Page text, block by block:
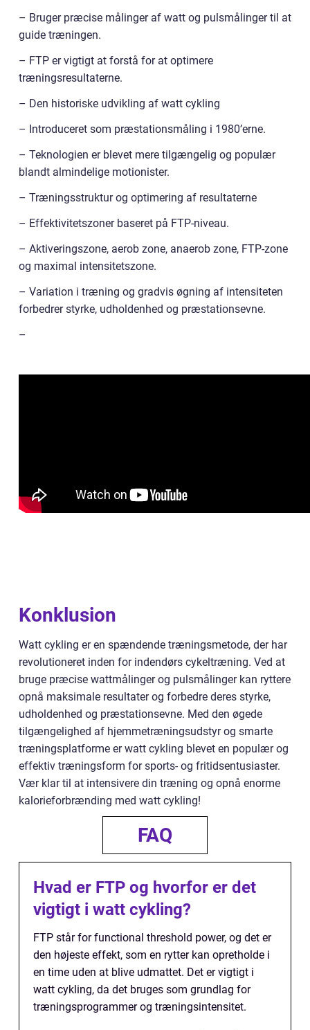
– Bruger præcise målinger af watt og pulsmålinger til at
guide træningen.
– FTP er vigtigt at forstå for at optimere
træningsresultaterne.
– Den historiske udvikling af watt cykling
– Introduceret som præstationsmåling i 1980’erne.
– Teknologien er blevet mere tilgængelig og populær
blandt almindelige motionister.
– Træningsstruktur og optimering af resultaterne
– Effektivitetszoner baseret på FTP-niveau.
– Aktiveringszone, aerob zone, anaerob zone, FTP-zone
og maximal intensitetszone.
– Variation i træning og gradvis øgning af intensiteten
forbedrer styrke, udholdenhed og præstationsevne.
–
Konklusion
Watt cykling er en spændende træningsmetode, der har
revolutioneret inden for indendørs cykeltræning. Ved at
bruge præcise wattmålinger og pulsmålinger kan ryttere
opnå maksimale resultater og forbedre deres styrke,
udholdenhed og præstationsevne. Med den øgede
tilgængelighed af hjemmetræningsudstyr og smarte
træningsplatforme er watt cykling blevet en populær og
effektiv træningsform for sports- og fritidsentusiaster.
Vær klar til at intensivere din træning og opnå enorme
kalorieforbrænding med watt cykling!
FAQ
Hvad er FTP og hvorfor er det
vigtigt i watt cykling?
FTP står for functional threshold power, og det er
den højeste effekt, som en rytter kan opretholde i
en time uden at blive udmattet. Det er vigtigt i
watt cykling, da det bruges som grundlag for
træningsprogrammer og træningsintensitet.